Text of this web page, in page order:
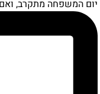
המשפחה מתקרב, ואם